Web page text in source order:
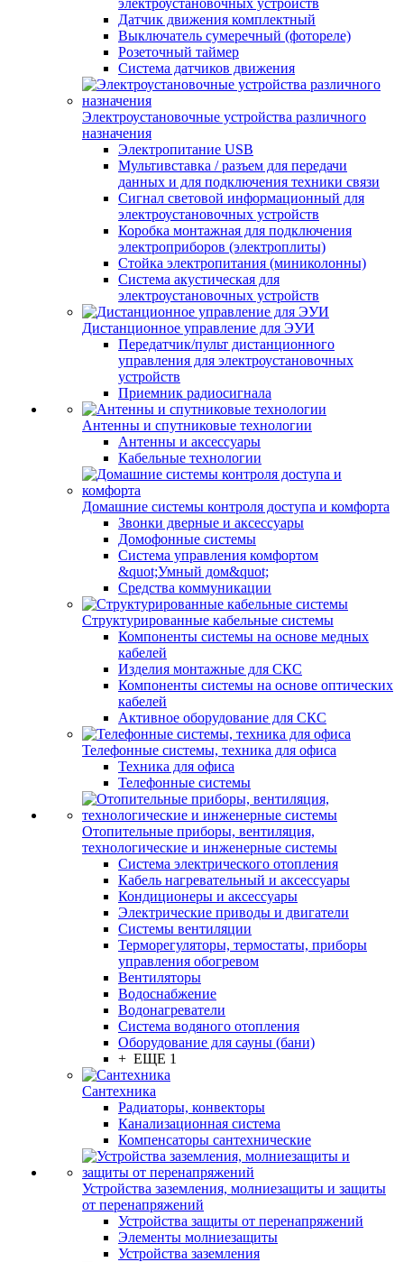
электроустановочных устройств
Датчик движения комплектный
Выключатель сумеречный (фотореле)
Розеточный таймер
Система датчиков движения
Электроустановочные устройства различного
назначения
Электропитание USB
Мультивставка / разъем для передачи
данных и для подключения техники связи
Сигнал световой информационный для
электроустановочных устройств
Коробка монтажная для подключения
электроприборов (электроплиты)
Стойка электропитания (миниколонны)
Система акустическая для
электроустановочных устройств
Дистанционное управление для ЭУИ
Передатчик/пульт дистанционного
управления для электроустановочных
устройств
Приемник радиосигнала
Антенны и спутниковые технологии
Антенны и аксессуары
Кабельные технологии
Домашние системы контроля доступа и комфорта
Звонки дверные и аксессуары
Домофонные системы
Система управления комфортом
&quot;Умный дом&quot;
Средства коммуникации
Структурированные кабельные системы
Компоненты системы на основе медных
кабелей
Изделия монтажные для СКС
Компоненты системы на основе оптических
кабелей
Активное оборудование для СКС
Телефонные системы, техника для офиса
Техника для офиса
Телефонные системы
Отопительные приборы, вентиляция,
технологические и инженерные системы
Система электрического отопления
Кабель нагревательный и аксессуары
Кондиционеры и аксессуары
Электрические приводы и двигатели
Системы вентиляции
Терморегуляторы, термостаты, приборы
управления обогревом
Вентиляторы
Водоснабжение
Водонагреватели
Система водяного отопления
Оборудование для сауны (бани)
+ ЕЩЕ 1
Сантехника
Радиаторы, конвекторы
Канализационная система
Компенсаторы сантехнические
Устройства заземления, молниезащиты и защиты
от перенапряжений
Устройства защиты от перенапряжений
Элементы молниезащиты
Устройства заземления